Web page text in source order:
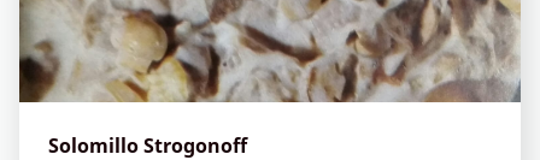
Solomillo Strogonoff